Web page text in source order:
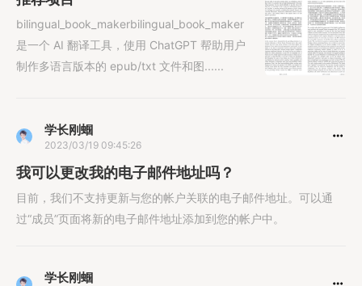
bilingual_book_makerbilingual_book_maker
是一个 AI 翻译工具，使用 ChatGPT 帮助用户
制作多语言版本的 epub/txt 文件和图......
学长刚蝈
2023/03/19 09:45:26
我可以更改我的电子邮件地址吗？
目前，我们不支持更新与您的帐户关联的电子邮件地址。可以通
过“成员”页面将新的电子邮件地址添加到您的帐户中。
学长刚蝈